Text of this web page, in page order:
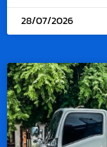
28/07/2026